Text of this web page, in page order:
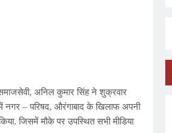
समाजसेवी, अनिल कुमार सिंह ने शुक्रवार
नगर – परिषद, औरंगाबाद के खिलाफ अपनी
जिसमें मौके पर उपस्थित सभी मीडिया